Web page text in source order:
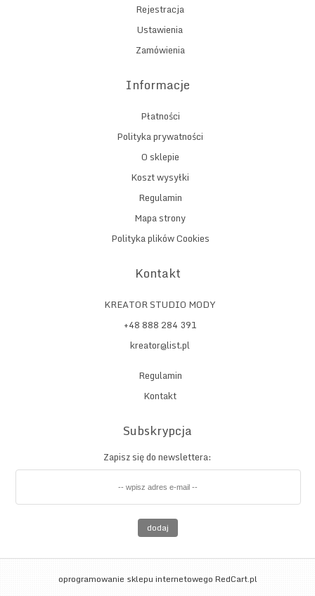
Rejestracja
Ustawienia
Zamówienia
Informacje
Płatności
Polityka prywatności
O sklepie
Koszt wysyłki
Regulamin
Mapa strony
Polityka plików Cookies
Kontakt
KREATOR STUDIO MODY
+48 888 284 391
kreator@list.pl
Regulamin
Kontakt
Subskrypcja
Zapisz się do newslettera:
dodaj
oprogramowanie sklepu internetowego RedCart.pl